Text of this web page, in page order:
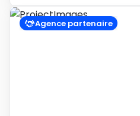
Agence partenaire